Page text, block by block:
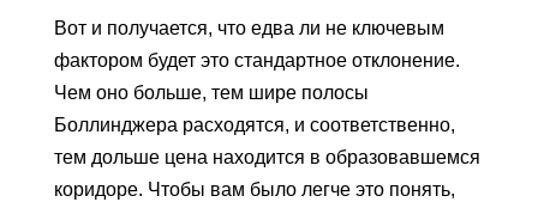
Вот и получается, что едва ли не ключевым
фактором будет это стандартное отклонение.
Чем оно больше, тем шире полосы
Боллинджера расходятся, и соответственно,
тем дольше цена находится в образовавшемся
коридоре. Чтобы вам было легче это понять,